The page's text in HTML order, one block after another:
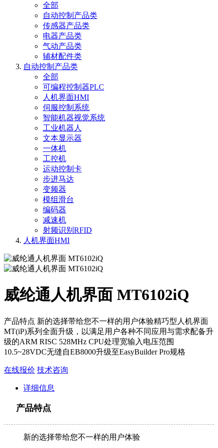
全部
自动控制产品类
传感器产品类
电器产品类
气动产品类
辅材配件类
自动控制产品类
全部
可编程控制器PLC
人机界面HMI
伺服控制系统
智能机器视觉系统
工业机器人
文本显示器
一体机
工控机
运动控制卡
步进马达
变频器
模组滑台
编码器
减速机
射频识别RFID
人机界面HMI
威纶通人机界面 MT6102iQ
产品特点 新的选择带给您不一样的用户体验精巧型人机界面
MT(iP)系列全面升级，以满足用户各种不同应用与需求配备升
级的ARM RISC 528MHz CPU处理宽输入电压范围
10.5~28VDC无缝自EB8000升级至EasyBuilder Pro规格
在线报价 技术咨询
详细信息
产品特点
新的选择带给您不一样的用户体验